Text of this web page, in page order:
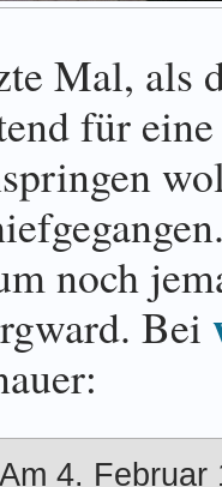
Mal, als
für
noch
Bei
Am 4. Februar